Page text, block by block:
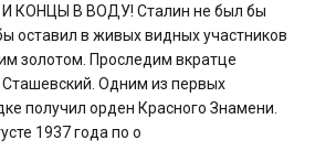
КОНЦЫ В ВОДУ! Сталин не был бы
оставил в живых видных участников
золотом. Проследим вкратце
Сташевский. Одним из первых
получил орден Красного Знамени.
1937 года по о